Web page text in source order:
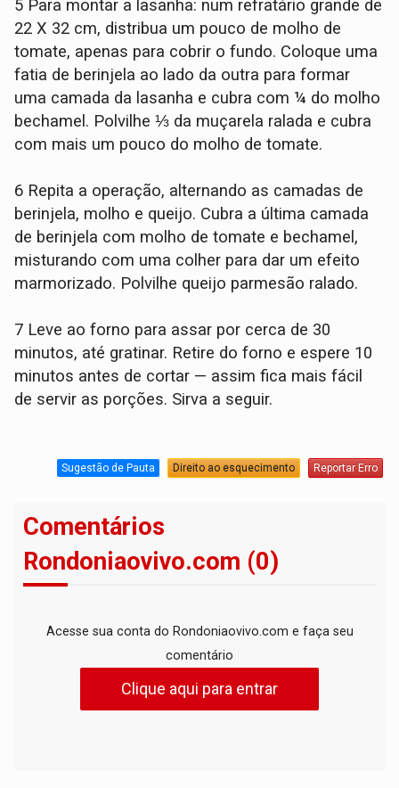
5 Para montar a lasanha: num refratário grande de
22 X 32 cm, distribua um pouco de molho de
tomate, apenas para cobrir o fundo. Coloque uma
fatia de berinjela ao lado da outra para formar
uma camada da lasanha e cubra com ¼ do molho
bechamel. Polvilhe ⅓ da muçarela ralada e cubra
com mais um pouco do molho de tomate.
6 Repita a operação, alternando as camadas de
berinjela, molho e queijo. Cubra a última camada
de berinjela com molho de tomate e bechamel,
misturando com uma colher para dar um efeito
marmorizado. Polvilhe queijo parmesão ralado.
7 Leve ao forno para assar por cerca de 30
minutos, até gratinar. Retire do forno e espere 10
minutos antes de cortar — assim fica mais fácil
de servir as porções. Sirva a seguir.
Sugestão de Pauta Direito ao esquecimento Reportar Erro
Comentários
Rondoniaovivo.com (0)
Acesse sua conta do Rondoniaovivo.com e faça seu
comentário
Clique aqui para entrar